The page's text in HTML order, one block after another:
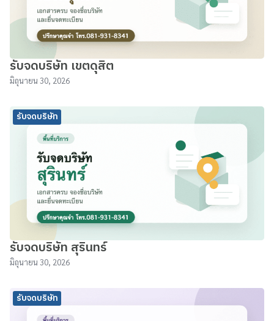
รับจดบริษัท เขตดุสิต
มิถุนายน 30, 2026
รับจดบริษัท
รับจดบริษัท สุรินทร์
มิถุนายน 30, 2026
รับจดบริษัท